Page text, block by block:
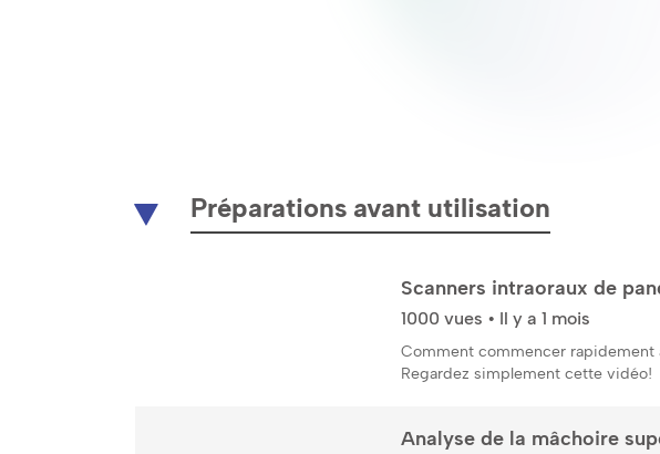
Préparations avant utilisation
Scanners intraoraux de
1000 vues • Il y a 1 mois
Comment commencer rapidement
Regardez simplement cette vidéo!
Analyse de la mâchoire